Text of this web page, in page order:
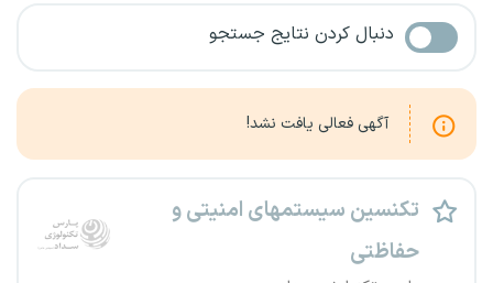
دنبال کردن نتایج جستجو
آگهی فعالی یافت نشد!
تکنسین سیستمهای امنیتی و
حفاظتی